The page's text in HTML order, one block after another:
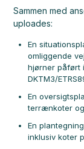
Sammen med
uploades:
En
omliggende
hjørner påført
DKTM3/
En
terrænkoter
En
inklusiv koter